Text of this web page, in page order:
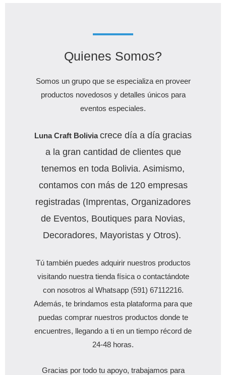
Quienes Somos?
Somos un grupo que se especializa en proveer
productos novedosos y detalles únicos para
eventos especiales.
Luna Craft Boliviacrece día a día gracias
a la gran cantidad de clientes que
tenemos en toda Bolivia. Asimismo,
contamos con más de 120 empresas
registradas (Imprentas, Organizadores
de Eventos, Boutiques para Novias,
Decoradores, Mayoristas y Otros).
Tú también puedes adquirir nuestros productos
visitando nuestra tienda física o contactándote
con nosotros al Whatsapp (591) 67112216.
Además, te brindamos esta plataforma para que
puedas comprar nuestros productos donde te
encuentres, llegando a ti en un tiempo récord de
24-48 horas.
Gracias por todo tu apoyo, trabajamos para